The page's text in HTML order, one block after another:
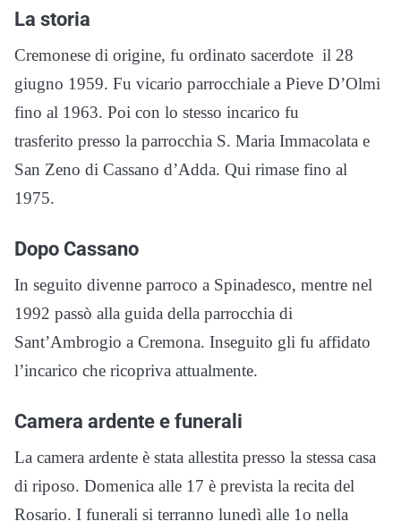
La storia
Cremonese di origine, fu ordinato sacerdote il 28
giugno 1959. Fu vicario parrocchiale a Pieve D’Olmi
fino al 1963. Poi con lo stesso incarico fu
trasferito presso la parrocchia S. Maria Immacolata e
San Zeno di Cassano d’Adda. Qui rimase fino al
1975.
Dopo Cassano
In seguito divenne parroco a Spinadesco, mentre nel
1992 passò alla guida della parrocchia di
Sant’Ambrogio a Cremona. Inseguito gli fu affidato
l’incarico che ricopriva attualmente.
Camera ardente e funerali
La camera ardente è stata allestita presso la stessa casa
di riposo. Domenica alle 17 è prevista la recita del
Rosario. I funerali si terranno lunedì alle 1o nella